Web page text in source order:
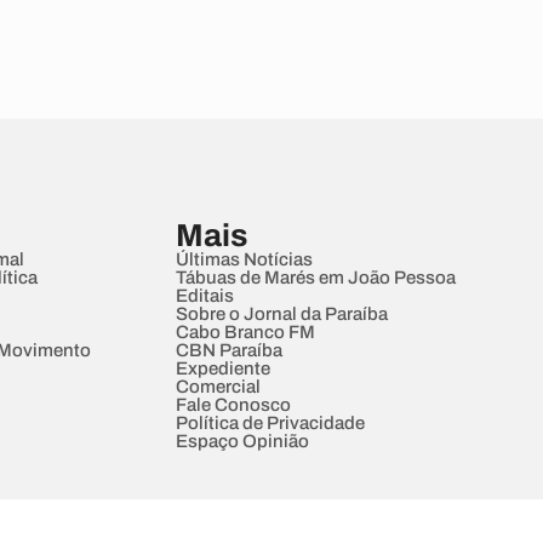
Mais
Últimas Notícias
Tábuas de Marés em João Pessoa
Editais
Sobre o Jornal da Paraíba
Cabo Branco FM
CBN Paraíba
Expediente
Comercial
Fale Conosco
Política de Privacidade
Espaço Opinião